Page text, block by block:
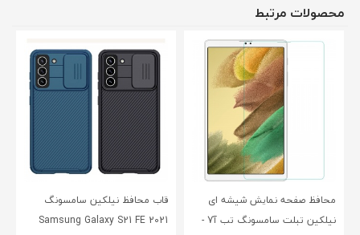
محصولات مرتبط
محافظ صفحه نمایش شیشه ای
نیلکین تبلت سامسونگ تب آ7 -
قاب محافظ نیلکین سامسونگ
Samsung Galaxy S21 FE 2021